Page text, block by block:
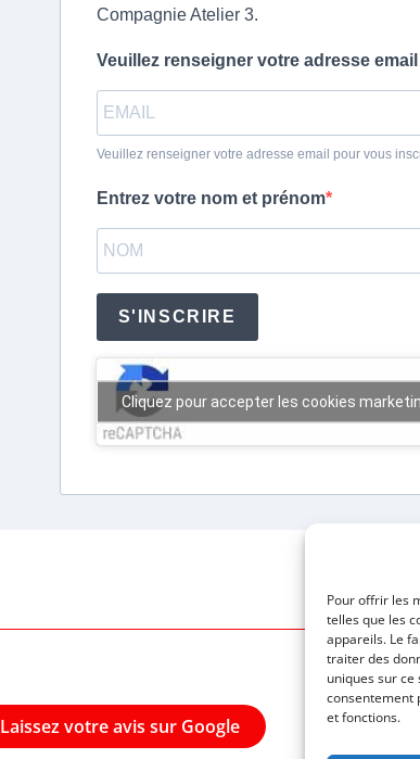
Pour offrir les
telles que les
appareils. Le
traiter des
uniques sur
consentement
et fonctions.
Compagnie Atelier 3.
Veuillez renseigner votre adresse
Veuillez renseigner votre adresse email pour vous
Entrez votre nom et prénom
S'INSCRIRE
Cliquez pour accepter les cookies
Laissez votre avis sur Google